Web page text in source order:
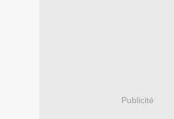
Publicité